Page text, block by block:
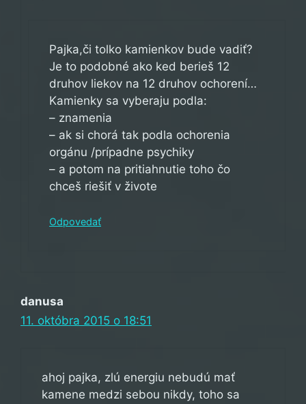
Pajka,či tolko kamienkov bude vadiť?
Je to podobné ako ked berieš 12
druhov liekov na 12 druhov ochorení…
Kamienky sa vyberaju podla:
– znamenia
– ak si chorá tak podla ochorenia
orgánu /prípadne psychiky
– a potom na pritiahnutie toho čo
chceš riešiť v živote
Odpovedať
danusa
11. októbra 2015 o 18:51
ahoj pajka, zlú energiu nebudú mať
kamene medzi sebou nikdy, toho sa